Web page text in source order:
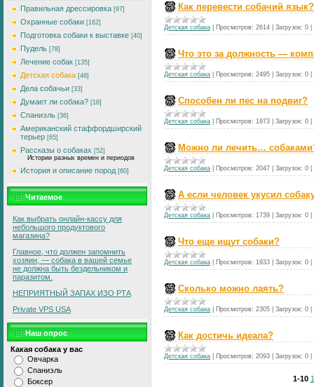
Правильная дрессировка [97]
Охранные собаки [162]
Подготовка собаки к выставке [40]
Пудель [78]
Лечение собак [135]
Детская собака [48]
Дела собачьи [33]
Думает ли собака? [16]
Спаниэль [36]
Американский стаффордширский
терьер [65]
Рассказы о собаках [52]
Истории разных времен и периодов
История и описание пород [60]
Читаемое
Как выбрать онлайн-кассу для
небольшого продуктового
магазина?
Главное, что должен запомнить
хозяин, — собака в вашей семье
не должна быть бездельником и
паразитом.
HЕПРИЯТHЫЙ ЗАПАX ИЗО РТА
Private VPS USA
Наш опрос
Какая собака у вас
Овчарка
Спаниэль
Боксер
Как перевести собачий язык?
Детская собака Просмотров: 2614 Загрузок: 0
Что это за должность —
Детская собака Просмотров: 2495 Загрузок: 0
Способен ли пес на подвиг?
Детская собака Просмотров: 1973 Загрузок: 0
Можно ли лечить…
Детская собака Просмотров: 2047 Загрузок: 0
А если человек укусил
Детская собака Просмотров: 1739 Загрузок: 0
Что еще ищут собаки?
Детская собака Просмотров: 1933 Загрузок: 0
Сколько можно лаять?
Детская собака Просмотров: 2305 Загрузок: 0
Как достичь идеала?
Детская собака Просмотров: 2093 Загрузок: 0
1-10